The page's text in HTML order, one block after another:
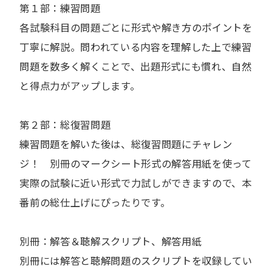
第１部：練習問題
各試験科目の問題ごとに形式や解き方のポイントを
丁寧に解説。問われている内容を理解した上で練習
問題を数多く解くことで、出題形式にも慣れ、自然
と得点力がアップします。
第２部：総復習問題
練習問題を解いた後は、総復習問題にチャレン
ジ！ 別冊のマークシート形式の解答用紙を使って
実際の試験に近い形式で力試しができますので、本
番前の総仕上げにぴったりです。
別冊：解答＆聴解スクリプト、解答用紙
別冊には解答と聴解問題のスクリプトを収録してい